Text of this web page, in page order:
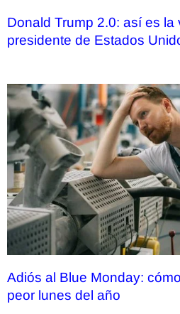
Donald Trump 2.0: así es la
presidente de Estados
Adiós al Blue Monday:
peor lunes del año